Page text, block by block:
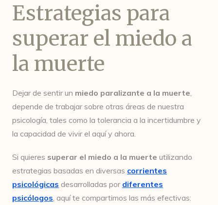
Estrategias para
superar el miedo a
la muerte
Dejar de sentir un miedo paralizante a la muerte,
depende de trabajar sobre otras áreas de nuestra
psicología, tales como la tolerancia a la incertidumbre y
la capacidad de vivir el aquí y ahora.
Si quieres superar el miedo a la muerte utilizando
estrategias basadas en diversas corrientes
psicológicas desarrolladas por diferentes
psicólogos, aquí te compartimos las más efectivas: